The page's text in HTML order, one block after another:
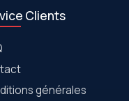
Clients
générales